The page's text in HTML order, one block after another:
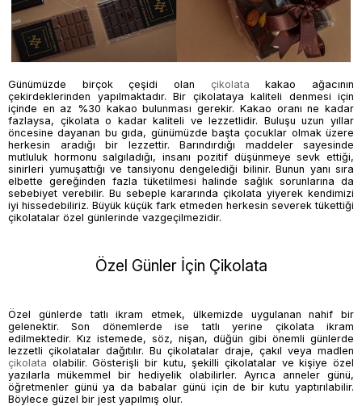
Günümüzde birçok çeşidi olan çikolata kakao ağacının
çekirdeklerinden yapılmaktadır. Bir çikolataya kaliteli denmesi için
içinde en az %30 kakao bulunması gerekir. Kakao oranı ne kadar
fazlaysa, çikolata o kadar kaliteli ve lezzetlidir. Buluşu uzun yıllar
öncesine dayanan bu gıda, günümüzde başta çocuklar olmak üzere
herkesin aradığı bir lezzettir. Barındırdığı maddeler sayesinde
mutluluk hormonu salgıladığı, insanı pozitif düşünmeye sevk ettiği,
sinirleri yumuşattığı ve tansiyonu dengelediği bilinir. Bunun yanı sıra
elbette gereğinden fazla tüketilmesi halinde sağlık sorunlarına da
sebebiyet verebilir. Bu sebeple kararındaçikolata yiyerek kendimizi
iyi hissedebiliriz. Büyük küçük fark etmeden herkesin severek tükettiği
çikolatalar özel günlerinde vazgeçilmezidir.
Özel Günler İçin Çikolata
Özel günlerde tatlı ikram etmek, ülkemizde uygulanan nahif bir
gelenektir. Son dönemlerde ise tatlı yerine çikolata ikram
edilmektedir. Kız istemede, söz, nişan, düğün gibi önemli günlerde
lezzetli çikolatalar dağıtılır. Bu çikolatalar draje, çakıl veya madlen
çikolata olabilir. Gösterişli bir kutu,şekilli çikolatalar ve kişiye özel
yazılarla mükemmel bir hediyelik olabilirler. Ayrıca anneler günü,
öğretmenler günü ya da babalar günü için de bir kutu yaptırılabilir.
Böylece güzel bir jest yapılmış olur.